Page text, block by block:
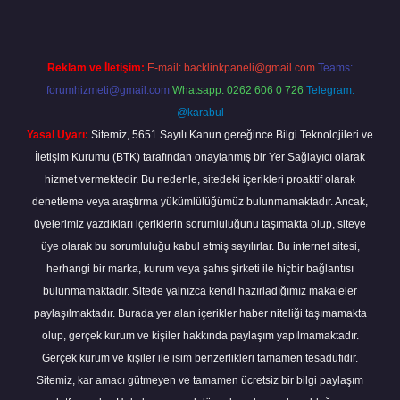
Reklam ve İletişim: E-mail: backlinkpaneli@gmail.com Teams:
forumhizmeti@gmail.com Whatsapp: 0262 606 0 726 Telegram:
@karabul
Yasal Uyarı: Sitemiz, 5651 Sayılı Kanun gereğince Bilgi Teknolojileri ve
İletişim Kurumu (BTK) tarafından onaylanmış bir Yer Sağlayıcı olarak
hizmet vermektedir. Bu nedenle, sitedeki içerikleri proaktif olarak
denetleme veya araştırma yükümlülüğümüz bulunmamaktadır. Ancak,
üyelerimiz yazdıkları içeriklerin sorumluluğunu taşımakta olup, siteye
üye olarak bu sorumluluğu kabul etmiş sayılırlar. Bu internet sitesi,
herhangi bir marka, kurum veya şahıs şirketi ile hiçbir bağlantısı
bulunmamaktadır. Sitede yalnızca kendi hazırladığımız makaleler
paylaşılmaktadır. Burada yer alan içerikler haber niteliği taşımamakta
olup, gerçek kurum ve kişiler hakkında paylaşım yapılmamaktadır.
Gerçek kurum ve kişiler ile isim benzerlikleri tamamen tesadüfidir.
Sitemiz, kar amacı gütmeyen ve tamamen ücretsiz bir bilgi paylaşım